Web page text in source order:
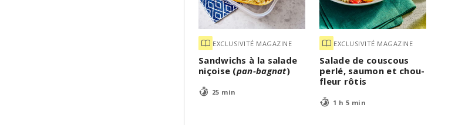
EXCLUSIVITÉ MAGAZINE
Sandwichs à la salade
niçoise (pan-bagnat)
25 min
EXCLUSIVITÉ MAGAZINE
Salade de couscous
perlé, saumon et chou-
fleur rôtis
1 h 5 min